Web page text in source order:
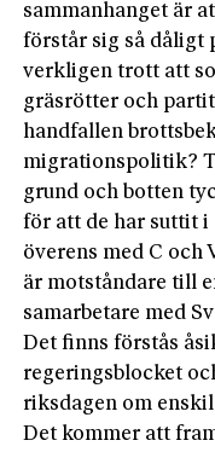
sammanhanget är
förstår sig så dåligt
verkligen trott att
gräsrötter och
handfallen
migrationspolitik?
grund och botten
för att de har suttit i
överens med C och
är motståndare till
samarbetare med
Det finns förstås
regeringsblocket
riksdagen om
Det kommer att